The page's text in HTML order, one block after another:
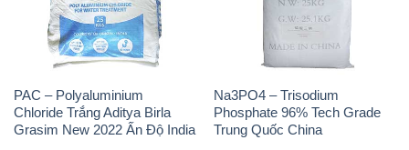
PAC – Polyaluminium
Chloride Trắng Aditya Birla
Grasim New 2022 Ấn Độ India
Na3PO4 – Trisodium
Phosphate 96% Tech Grade
Trung Quốc China